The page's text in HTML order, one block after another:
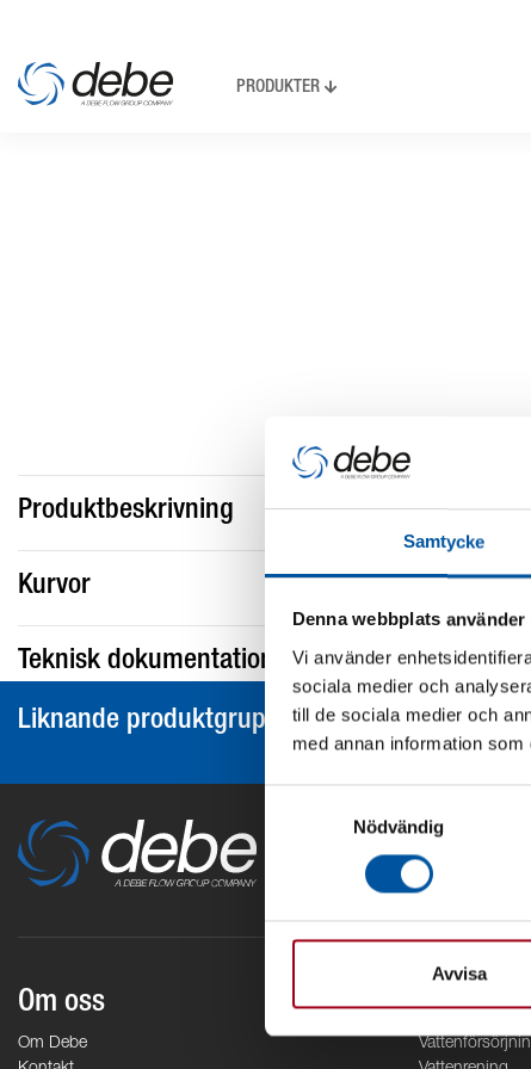
Samtycke
Denna webbplats
Vi använder
sociala medier och
till de sociala medier och
med annan information
Nödvändig
Avvisa
PRODUKTER
Produktbeskrivning
Kurvor
Teknisk dokumentation
Liknande produktgrupper
Om oss
Om Debe
Områden